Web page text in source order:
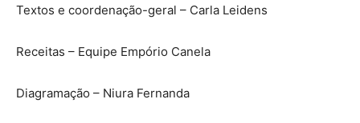
Textos e coordenação-geral – Carla Leidens
Receitas – Equipe Empório Canela
Diagramação – Niura Fernanda